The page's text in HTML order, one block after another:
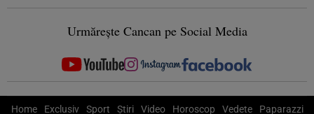
Urmărește Cancan pe Social Media
Home Exclusiv Sport Știri Video Horoscop Vedete Paparazzi